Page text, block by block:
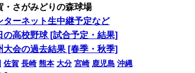
・さがみどりの森球場
ターネット生中継予定など
の高校野球 [試合予定・結果]
大会の過去結果 [春季・秋季]
佐賀 長崎 熊本 大分 宮崎 鹿児島 沖縄